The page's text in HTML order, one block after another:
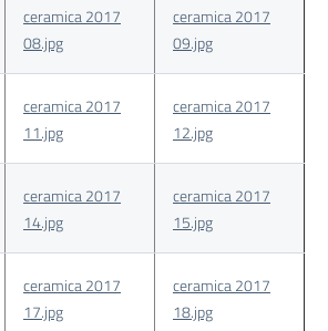
ceramica 2017
08.jpg
ceramica 2017
09.jpg
ceramica 2017
11.jpg
ceramica 2017
12.jpg
ceramica 2017
14.jpg
ceramica 2017
15.jpg
ceramica 2017
17.jpg
ceramica 2017
18.jpg